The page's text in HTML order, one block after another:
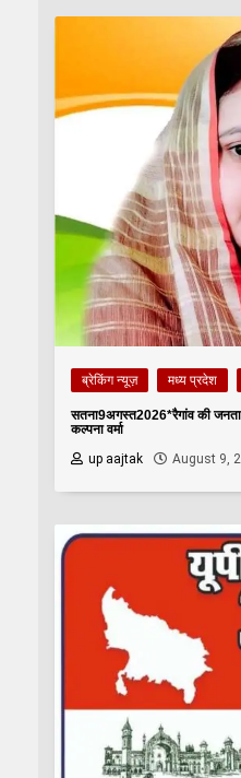
ब्रेकिंग न्यूज़ मध्य प्रदेश
सतना9अगस्त2026*रैगांव की जनता
कल्पना वर्मा
up aajtak
August 9,